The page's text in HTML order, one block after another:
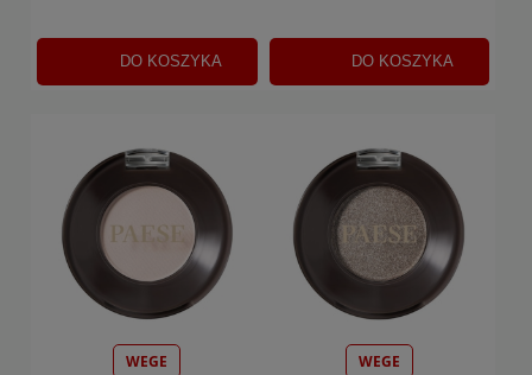
DO KOSZYKA DO KOSZYKA
WEGE WEGE